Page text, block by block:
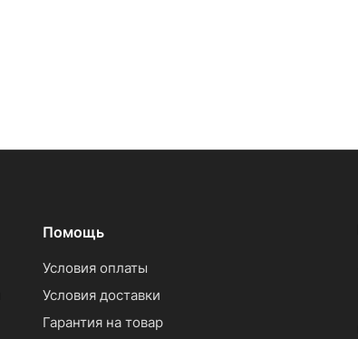
Помощь
Условия оплаты
Условия доставки
Гарантия на товар